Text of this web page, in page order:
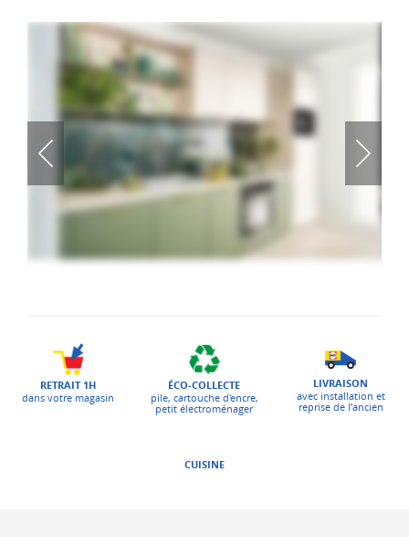
RETRAIT 1H
dans votre magasin
ÉCO-COLLECTE
pile, cartouche d'encre,
petit électroménager
LIVRAISON
avec installation et
reprise de l’ancien
CUISINE